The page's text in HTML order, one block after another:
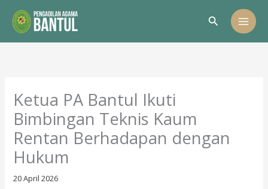
konten
Cari
Ketua PA Bantul Ikuti
Bimbingan Teknis Kaum
Rentan Berhadapan dengan
Hukum
20 April 2026